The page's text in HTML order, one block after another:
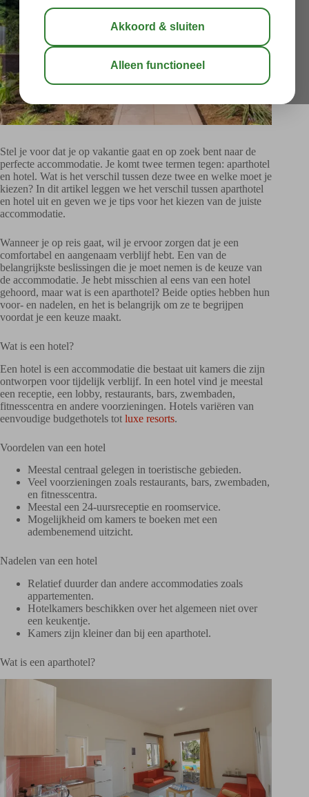
Stel je voor dat je op vakantie gaat en op zoek bent naar de
perfecte accommodatie. Je komt twee termen tegen: aparthotel
en hotel. Wat is het verschil tussen deze twee en welke moet je
kiezen? In dit artikel leggen we het verschil tussen aparthotel
en hotel uit en geven we je tips voor het kiezen van de juiste
accommodatie.
Wanneer je op reis gaat, wil je ervoor zorgen dat je een
comfortabel en aangenaam verblijf hebt. Een van de
belangrijkste beslissingen die je moet nemen is de keuze van
de accommodatie. Je hebt misschien al eens van een hotel
gehoord, maar wat is een aparthotel? Beide opties hebben hun
voor- en nadelen, en het is belangrijk om ze te begrijpen
voordat je een keuze maakt.
Wat is een hotel?
Een hotel is een accommodatie die bestaat uit kamers die zijn
ontworpen voor tijdelijk verblijf. In een hotel vind je meestal
een receptie, een lobby, restaurants, bars, zwembaden,
fitnesscentra en andere voorzieningen. Hotels variëren van
eenvoudige budgethotels tot luxe resorts.
Voordelen van een hotel
Meestal centraal gelegen in toeristische gebieden.
Veel voorzieningen zoals restaurants, bars, zwembaden,
en fitnesscentra.
Meestal een 24-uursreceptie en roomservice.
Mogelijkheid om kamers te boeken met een
adembenemend uitzicht.
Nadelen van een hotel
Relatief duurder dan andere accommodaties zoals
appartementen.
Hotelkamers beschikken over het algemeen niet over
een keukentje.
Kamers zijn kleiner dan bij een aparthotel.
Wat is een aparthotel?